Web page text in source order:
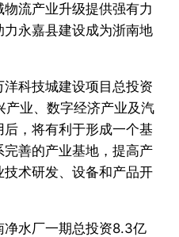
流产业升级提供强有力
永嘉县建设成为浙南地
科技城建设项目总投资
产业、数字经济产业及汽
，将有利于形成一个基
善的产业基地，提高产
术研发、设备和产品开
净水厂一期总投资8.3亿